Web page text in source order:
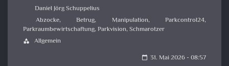
Daniel Jörg Schuppelius
Abzocke,Betrug, Manipulation,Parkcontrol24,
Parkraumbewirtschaftung,Parkvision,Schmarotzer
category Allgemein
calendar_today 31. Mai 2026 - 08:57